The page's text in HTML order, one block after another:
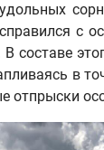
с
составе
в
отпрыски